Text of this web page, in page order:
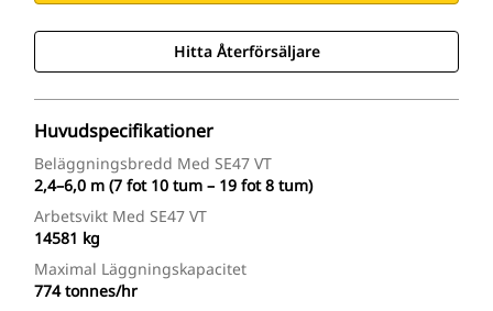
Hitta Återförsäljare
Huvudspecifikationer
Beläggningsbredd Med SE47 VT
2,4–6,0 m (7 fot 10 tum – 19 fot 8 tum)
Arbetsvikt Med SE47 VT
14581 kg
Maximal Läggningskapacitet
774 tonnes/hr